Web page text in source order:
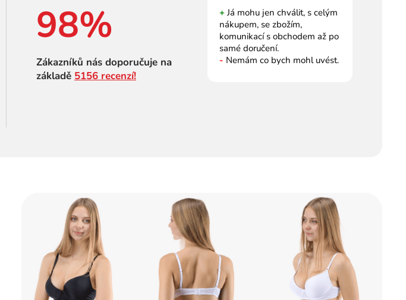
98%
Zákazníků nás doporučuje na
základě 5156 recenzí!
+Já mohu jen chválit, s celým
nákupem, se zbožím,
komunikací s obchodem až po
samé doručení.
- Nemám co bych mohl uvést.